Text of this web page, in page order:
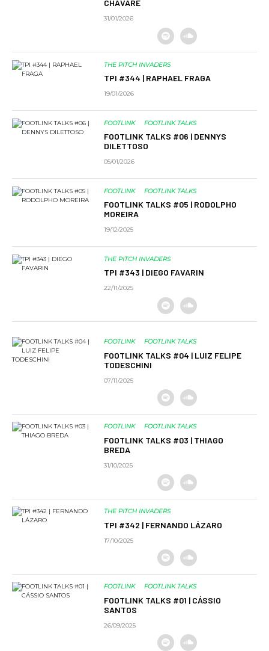
CHÁVARE
31/01/2026
THE PITCH INVADERS
TPI #344 | RAPHAEL FRAGA
19/01/2026
FOOTLINK FOOTLINK TALKS
FOOTLINK TALKS #06 | DENNYS
DILETTOSO
05/01/2026
FOOTLINK FOOTLINK TALKS
FOOTLINK TALKS #05 | RODOLPHO
MOREIRA
19/12/2025
THE PITCH INVADERS
TPI #343 | DIEGO FAVARIN
22/11/2025
FOOTLINK FOOTLINK TALKS
FOOTLINK TALKS #04 | LUIZ FELIPE
TODESCHINI
07/11/2025
FOOTLINK FOOTLINK TALKS
FOOTLINK TALKS #03 | THIAGO
BREDA
31/10/2025
THE PITCH INVADERS
TPI #342 | FERNANDO LÁZARO
17/10/2025
FOOTLINK FOOTLINK TALKS
FOOTLINK TALKS #01 | CÁSSIO
SANTOS
26/09/2025